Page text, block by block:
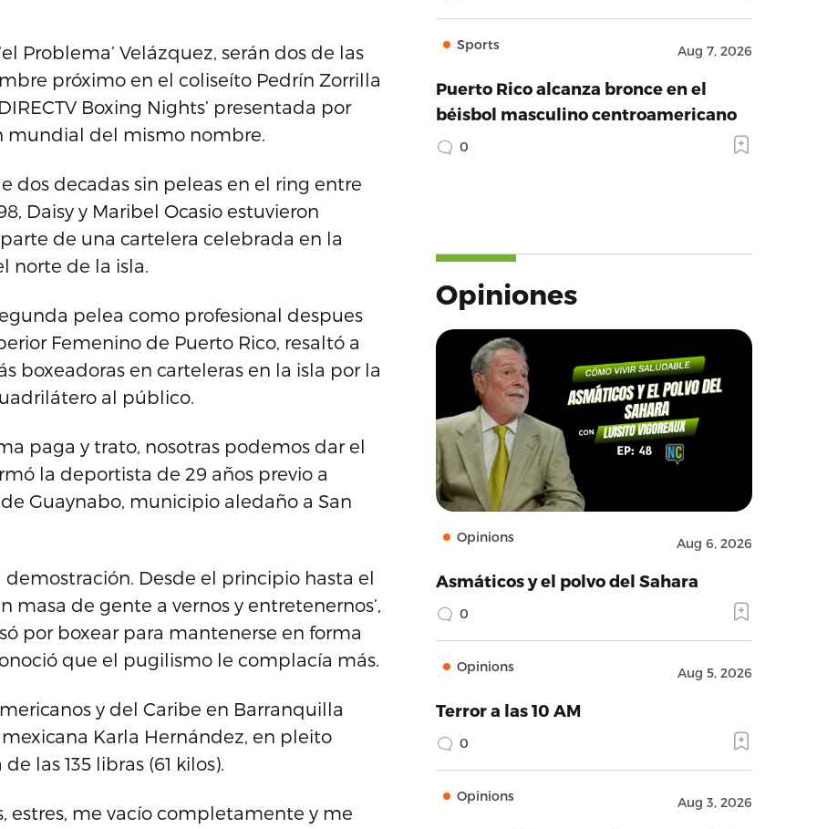
Problema’ Velázquez, serán dos de las
próximo en el coliseíto Pedrín Zorrilla
Boxing Nights’ presentada por
mundial del mismo nombre.
dos decadas sin peleas en el ring entre
Daisy y Maribel Ocasio estuvieron
de una cartelera celebrada en la
norte de la isla.
pelea como profesional despues
Femenino de Puerto Rico, resaltó a
boxeadoras en carteleras en la isla por la
al público.
paga y trato, nosotras podemos dar el
la deportista de 29 años previo a
Guaynabo, municipio aledaño a San
Desde el principio hasta el
masa de gente a vernos y entretenernos’,
por boxear para mantenerse en forma
que el pugilismo le complacía más.
y del Caribe en Barranquilla
Karla Hernández, en pleito
las 135 libras (61 kilos).
estres, me vacío completamente y me
Sports Aug 7, 2026
Puerto Rico alcanza bronce en el
béisbol masculino centroamericano
0
Opiniones
Opinions Aug 6, 2026
Asmáticos y el polvo del Sahara
0
Opinions Aug 5, 2026
Terror a las 10 AM
0
Opinions Aug 3, 2026